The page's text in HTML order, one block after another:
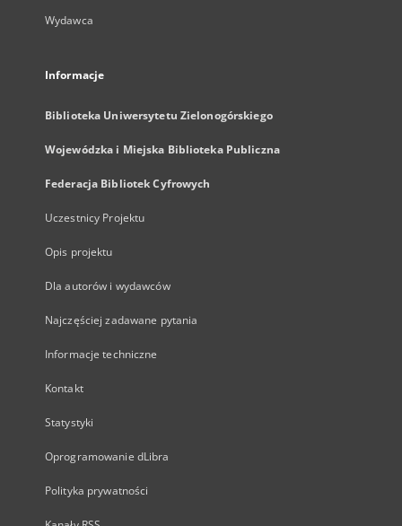
Wydawca
Informacje
Biblioteka Uniwersytetu Zielonogórskiego
Wojewódzka i Miejska Biblioteka Publiczna
Federacja Bibliotek Cyfrowych
Uczestnicy Projektu
Opis projektu
Dla autorów i wydawców
Najczęściej zadawane pytania
Informacje techniczne
Kontakt
Statystyki
Oprogramowanie dLibra
Polityka prywatności